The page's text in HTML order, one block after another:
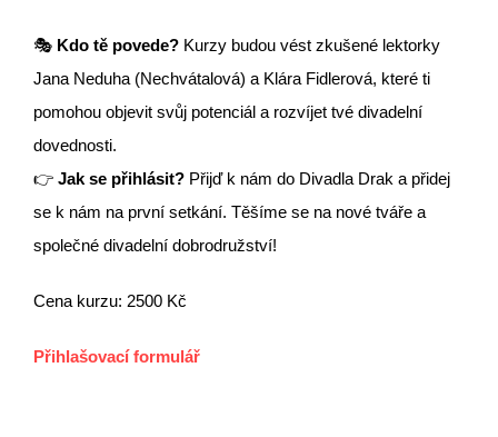
🎭 Kdo tě povede?Kurzy budou vést zkušené lektorky
Jana Neduha (Nechvátalová) a Klára Fidlerová, které ti
pomohou objevit svůj potenciál a rozvíjet tvé divadelní
dovednosti.
👉 Jak se přihlásit?Přijď k nám do Divadla Drak a přidej
se k nám na první setkání. Těšíme se na nové tváře a
společné divadelní dobrodružství!
Cena kurzu: 2500 Kč
Přihlašovací formulář